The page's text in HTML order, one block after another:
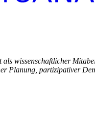
wissenschaftlicher
Planung, partizipativer